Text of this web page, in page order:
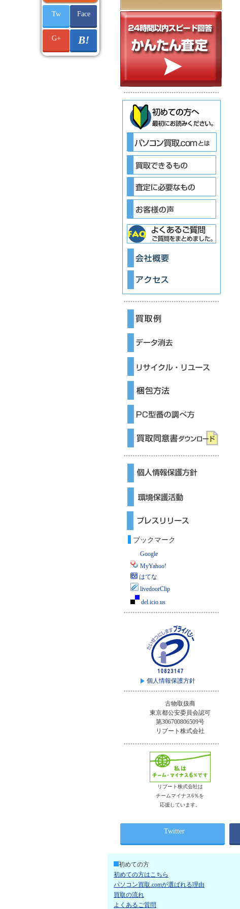
ブックマーク
Google
MyYahoo!
はてな
livedoorClip
del.icio.us
個人情報保護方針
古物取扱商
東京都公安委員会認可
第306700806509号
リブート株式会社
リブート株式会社は
チームマイナス6％を
応援しています。
Twitter
初めての方
初めての方はこちら
パソコン買取.comが選ばれる理由
買取の流れ
よくあるご質問
Tw Face
G+